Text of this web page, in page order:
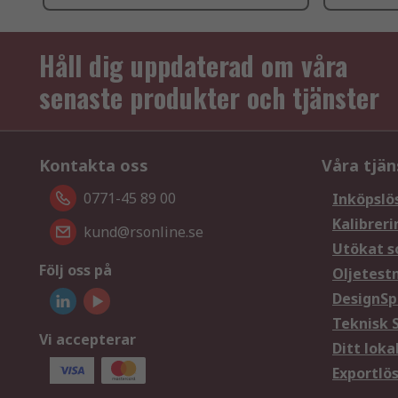
Håll dig uppdaterad om våra
senaste produkter och tjänster
Kontakta oss
0771-45 89 00
kund@rsonline.se
Följ oss på
Vi accepterar
Våra
Utökat
Teknisk
Ditt